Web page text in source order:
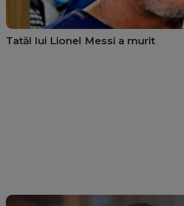
Tatăl lui Lionel Messi a murit